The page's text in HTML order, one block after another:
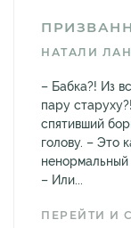
НАТАЛИ
– Бабка?! Из
пару
спятивший
голову. – Это
– Или...
ПЕРЕЙТИ И